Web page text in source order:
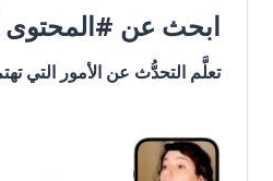
ابحث عن #المحتوى
تعلَّم التحدُّث عن الأمور التي